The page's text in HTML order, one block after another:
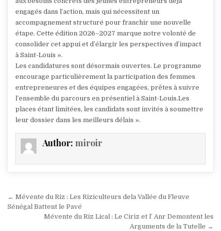
engagés dans l’action, mais qui nécessitent un
accompagnement structuré pour franchir une nouvelle
étape. Cette édition 2026–2027 marque notre volonté de
consolider cet appui et d’élargir les perspectives d’impact
à Saint-Louis ».
Les candidatures sont désormais ouvertes. Le programme
encourage particulièrement la participation des femmes
entrepreneures et des équipes engagées, prêtes à suivre
l’ensemble du parcours en présentiel à Saint-Louis.Les
places étant limitées, les candidats sont invités à soumettre
leur dossier dans les meilleurs délais ».
Author: miroir
Navigation
de
← Mévente du Riz : Les Riziculteurs dela Vallée du Fleuve
Sénégal Battent le Pavé
Mévente du Riz Lical : Le Ciriz et l’ Anr Demontent les
Arguments de la Tutelle →